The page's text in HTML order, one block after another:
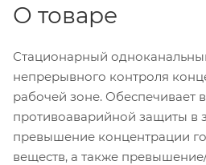
О товаре
Стационарный
непрерывного контроля
рабочей зоне. Обеспечивает
противоаварийной защиты в
превышение концентрации
веществ, а также